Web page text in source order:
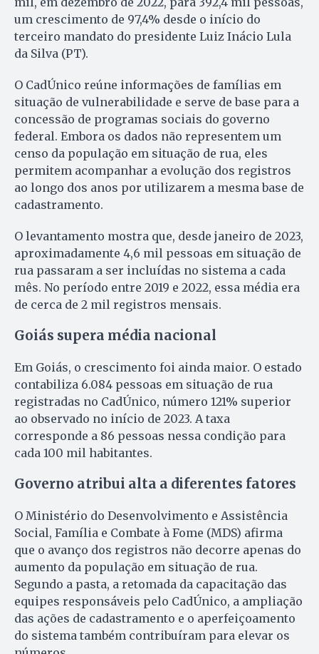
um crescimento de 97,4% desde o início do
terceiro mandato do presidente Luiz Inácio Lula
da Silva (PT).
O CadÚnico reúne informações de famílias em
situação de vulnerabilidade e serve de base para a
concessão de programas sociais do governo
federal. Embora os dados não representem um
censo da população em situação de rua, eles
permitem acompanhar a evolução dos registros
ao longo dos anos por utilizarem a mesma base de
cadastramento.
O levantamento mostra que, desde janeiro de 2023,
aproximadamente 4,6 mil pessoas em situação de
rua passaram a ser incluídas no sistema a cada
mês. No período entre 2019 e 2022, essa média era
de cerca de 2 mil registros mensais.
Goiás supera média nacional
Em Goiás, o crescimento foi ainda maior. O estado
contabiliza 6.084 pessoas em situação de rua
registradas no CadÚnico, número 121% superior
ao observado no início de 2023. A taxa
corresponde a 86 pessoas nessa condição para
cada 100 mil habitantes.
Governo atribui alta a diferentes fatores
O Ministério do Desenvolvimento e Assistência
Social, Família e Combate à Fome (MDS) afirma
que o avanço dos registros não decorre apenas do
aumento da população em situação de rua.
Segundo a pasta, a retomada da capacitação das
equipes responsáveis pelo CadÚnico, a ampliação
das ações de cadastramento e o aperfeiçoamento
do sistema também contribuíram para elevar os